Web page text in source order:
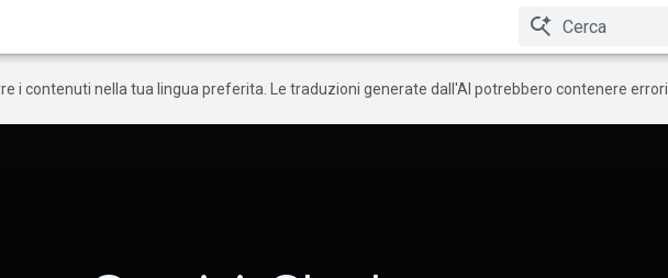
i contenuti nella tua lingua preferita. Le traduzioni generate dall'AI potrebbero contenere errori.